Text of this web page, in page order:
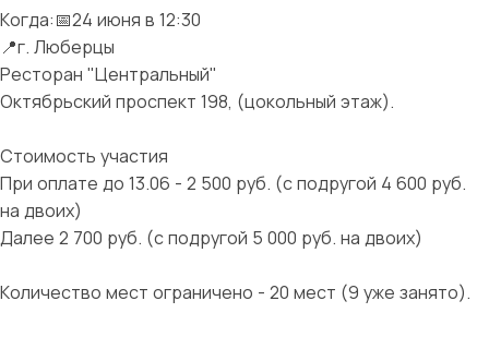
Когда:📅24 июня в 12:30
📍г. Люберцы
Ресторан "Центральный"
Октябрьский проспект 198, (цокольный этаж).
Стоимость участия
При оплате до 13.06 - 2 500 руб. (с подругой 4 600 руб.
на двоих)
Далее 2 700 руб. (с подругой 5 000 руб. на двоих)
Количество мест ограничено - 20 мест (9 уже занято).